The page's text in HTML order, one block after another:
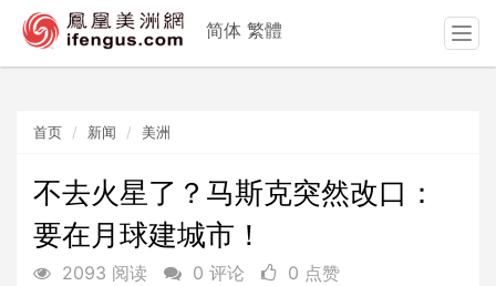
首页 新闻 美洲
不去火星了？马斯克突然改口：
要在月球建城市！
2093 阅读 0 评论 0 点赞
简体 繁體
T
o